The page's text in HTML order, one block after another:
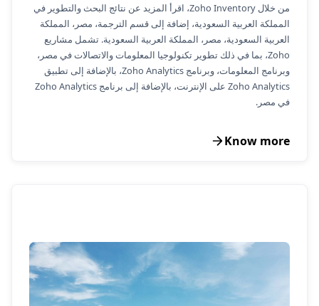
من خلال Zoho Inventory، اقرأ المزيد عن نتائج البحث والتطوير في
المملكة العربية السعودية، إضافة إلى قسم الترجمة، مصر، المملكة
العربية السعودية، مصر، المملكة العربية السعودية. تشمل مشاريع
Zoho، بما في ذلك تطوير تكنولوجيا المعلومات والاتصالات في مصر،
وبرنامج المعلومات، وبرنامج Zoho Analytics، بالإضافة إلى تطبيق
Zoho Analytics على الإنترنت، بالإضافة إلى برنامج Zoho Analytics
في مصر.
Know more